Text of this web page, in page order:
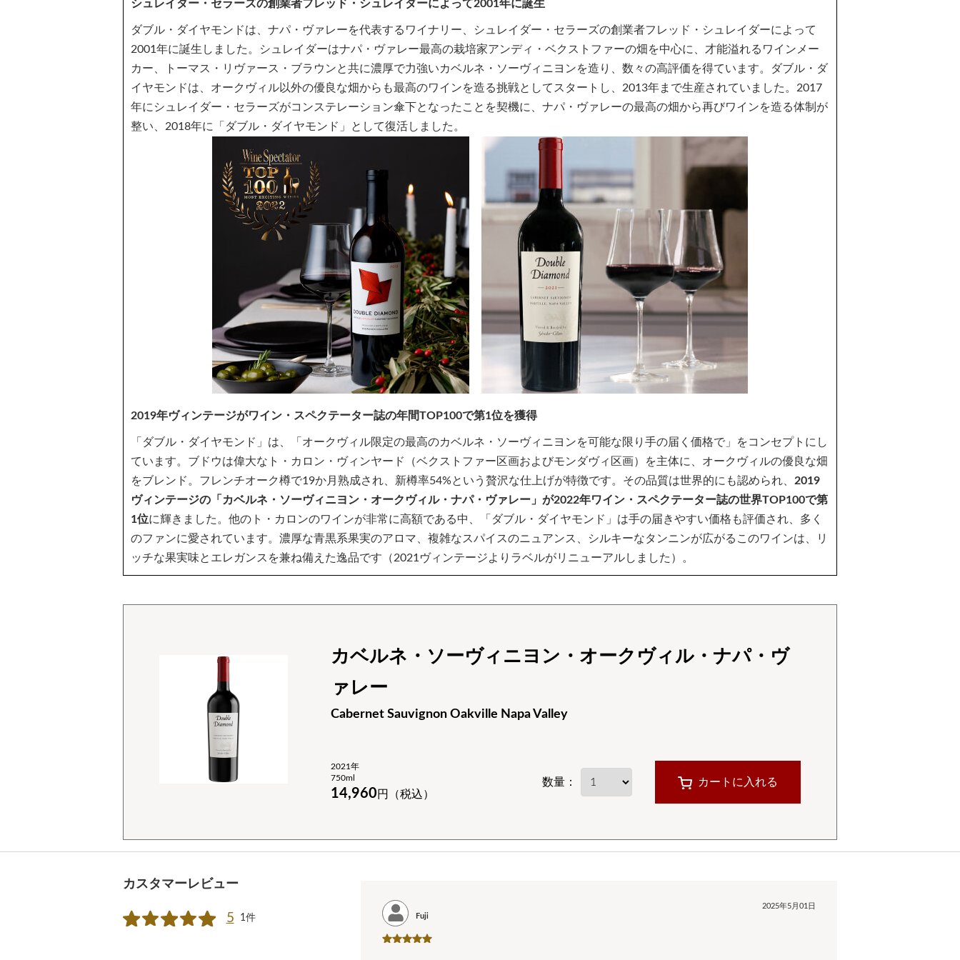
シュレイダー・セラーズの創業者フレッド・シュレイダーによって2001年に誕生
ダブル・ダイヤモンドは、ナパ・ヴァレーを代表するワイナリー、シュレイダー・セラーズの創業者フレッド・シュレイダーによって
2001年に誕生しました。シュレイダーはナパ・ヴァレー最高の栽培家アンディ・ベクストファーの畑を中心に、才能溢れるワインメー
カー、トーマス・リヴァース・ブラウンと共に濃厚で力強いカベルネ・ソーヴィニヨンを造り、数々の高評価を得ています。ダブル・ダ
イヤモンドは、オークヴィル以外の優良な畑からも最高のワインを造る挑戦としてスタートし、2013年まで生産されていました。2017
年にシュレイダー・セラーズがコンステレーション傘下となったことを契機に、ナパ・ヴァレーの最高の畑から再びワインを造る体制が
整い、2018年に「ダブル・ダイヤモンド」として復活しました。
2019年ヴィンテージがワイン・スペクテーター誌の年間TOP100で第1位を獲得
「ダブル・ダイヤモンド」は、「オークヴィル限定の最高のカベルネ・ソーヴィニヨンを可能な限り手の届く価格で」をコンセプトにし
ています。ブドウは偉大なト・カロン・ヴィンヤード（ベクストファー区画およびモンダヴィ区画）を主体に、オークヴィルの優良な畑
をブレンド。フレンチオーク樽で19か月熟成され、新樽率54%という贅沢な仕上げが特徴です。その品質は世界的にも認められ、 2019
ヴィンテージの「カベルネ・ソーヴィニヨン・オークヴィル・ナパ・ヴァレー」が2022年ワイン・スペクテーター誌の世界TOP100で第
1位に輝きました。他のト・カロンのワインが非常に高額である中、「ダブル・ダイヤモンド」は手の届きやすい価格も評価され、多く
のファンに愛されています。濃厚な青黒系果実のアロマ、複雑なスパイスのニュアンス、シルキーなタンニンが広がるこのワインは、リ
ッチな果実味とエレガンスを兼ね備えた逸品です（2021ヴィンテージよりラベルがリニューアルしました）。
カベルネ・ソーヴィニヨン・オークヴィル・ナパ・ヴ
ァレー
Cabernet Sauvignon Oakville Napa Valley
2021年
750ml
14,960円（税込）
数量： カートに入れる
カスタマーレビュー
5 1件 Fuji
2025年5月01日